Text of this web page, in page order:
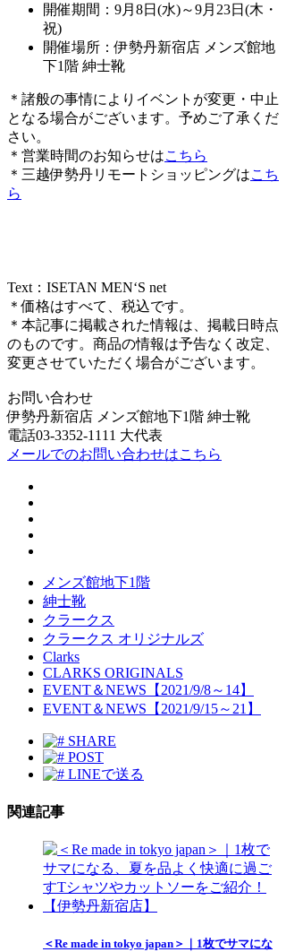
開催期間：9月8日(水)～9月23日(木・
祝)
開催場所：伊勢丹新宿店 メンズ館地
下1階 紳士靴
＊諸般の事情によりイベントが変更・中止
となる場合がございます。予めご了承くだ
さい。
＊営業時間のお知らせはこちら
＊三越伊勢丹リモートショッピングはこち
ら
Text：ISETAN MEN‘S net
＊価格はすべて、税込です。
＊本記事に掲載された情報は、掲載日時点
のものです。商品の情報は予告なく改定、
変更させていただく場合がございます。
お問い合わせ
伊勢丹新宿店 メンズ館地下1階 紳士靴
電話03-3352-1111 大代表
メールでのお問い合わせはこちら
メンズ館地下1階
紳士靴
クラークス
クラークス オリジナルズ
Clarks
CLARKS ORIGINALS
EVENT＆NEWS【2021/9/8～14】
EVENT＆NEWS【2021/9/15～21】
SHARE
POST
LINEで送る
関連記事
＜Re made in tokyo japan＞｜1枚でサマにな